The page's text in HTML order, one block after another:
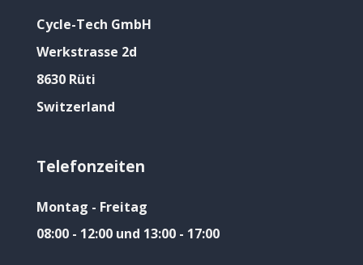
Cycle-Tech GmbH
Werkstrasse 2d
8630 Rüti
Switzerland
Telefonzeiten
Montag - Freitag
08:00 - 12:00 und 13:00 - 17:00